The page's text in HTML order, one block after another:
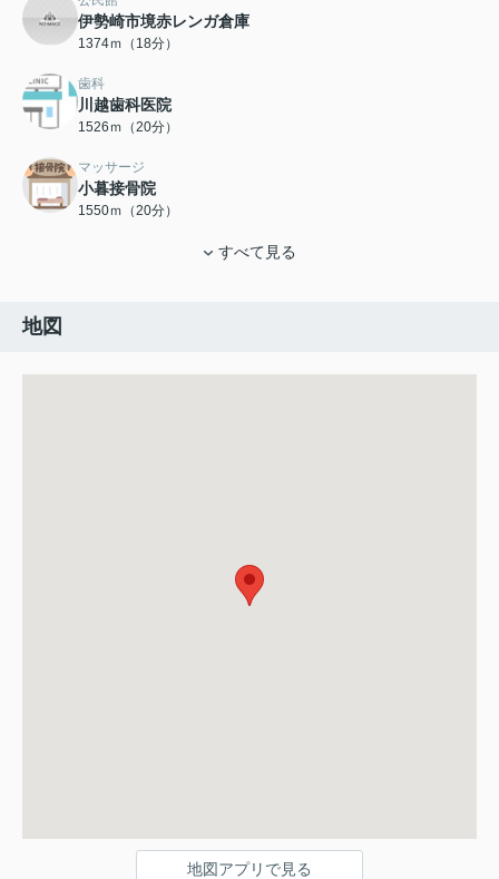
伊勢崎市境赤レンガ倉庫
1374ｍ（18分）
歯科
川越歯科医院
1526ｍ（20分）
マッサージ
小暮接骨院
1550ｍ（20分）
すべて見る
地図
地図アプリで見る